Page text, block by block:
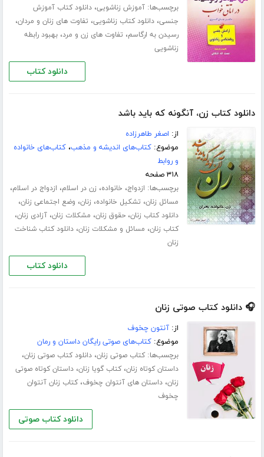
برچسب‌ها:آموزش زناشویی،دانلود کتاب آموزش
جنسی،دانلود کتاب زناشویی، تفاوت های زنان و مردان،
رسیدن به ارگاسم، تفاوت های زن و مرد،بهبود رابطه
زناشویی
دانلود کتاب
دانلود کتاب زن، آنگونه که باید باشد
از: اصغر طاهرزاده
موضوع:کتاب‌های اندیشه و مذهب،کتاب‌های خانواده
و روابط
۳۱۸ صفحه
برچسب‌ها: ازدواج، خانواده، زن در اسلام، ازدواج در اسلام،
مسائل زنان، تشکیل خانواده، زنان، وضع اجتماعی زنان،
دانلود کتاب زنان،حقوق زنان، مشکلات زنان،آزادی زنان،
کتاب زنان، مسائل و مشکلات زنان،دانلود کتاب شناخت
زنان
دانلود کتاب
🎧 دانلود کتاب صوتی زنان
از:آنتون چخوف
موضوع:کتاب‌های صوتی رایگان داستان و رمان
برچسب‌ها:کتاب صوتی زنان،دانلود کتاب صوتی زنان،
داستان کوتاه زنان،کتاب گویا زنان،داستان کوتاه صوتی
زنان،داستان های آنتوان چخوف،کتاب زنان آنتوان
چخوف
دانلود کتاب صوتی